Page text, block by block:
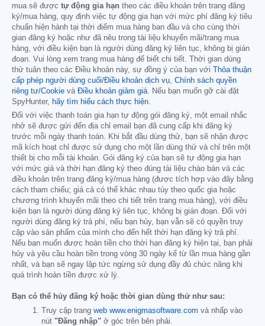
mua sẽ được tự động gia hạn theo các điều khoản trên trang đăng
ký/mua hàng, quy định việc tự động gia hạn với mức phí đăng ký tiêu
chuẩn hiện hành tại thời điểm mua hàng ban đầu và cho cùng thời
gian đăng ký hoặc như đã nêu trong tài liệu khuyến mãi/trang mua
hàng, với điều kiện bạn là người dùng đăng ký liên tục, không bị gián
đoạn. Vui lòng xem trang mua hàng để biết chi tiết. Thời gian dùng
thử tuân theo các Điều khoản này, sự đồng ý của bạn với Thỏa thuận
cấp phép người dùng cuối/Điều khoản dịch vụ Chính sách quyền
riêng tư/Cookie và Điều khoản giảm giá . Nếu bạn muốn gỡ cài đặt
SpyHunter,
hãy tìm hiểu cách thực hiện
Đối với việc thanh toán gia hạn tự động gói đăng ký, một email nhắc
nhở sẽ được gửi đến địa chỉ email bạn đã cung cấp khi đăng ký
trước mỗi ngày thanh toán. Khi bắt đầu dùng thử, bạn sẽ nhận được
mã kích hoạt chỉ được sử dụng cho một lần dùng thử và chỉ trên một
thiết bị cho mỗi tài khoản. Gói đăng ký của bạn sẽ tự động gia hạn
với mức giá và thời hạn đăng ký theo đúng tài liệu chào bán và các
điều khoản trên trang đăng ký/mua hàng (được tích hợp vào đây bằng
cách tham chiếu; giá cả có thể khác nhau tùy theo quốc gia hoặc
chương trình khuyến mãi theo chi tiết trên trang mua hàng), với điều
kiện bạn là người dùng đăng ký liên tục, không bị gián đoạn. Đối với
người dùng đăng ký trả phí, nếu bạn hủy, bạn vẫn sẽ có quyền truy
cập vào sản phẩm của mình cho đến hết thời hạn đăng ký trả phí.
Nếu bạn muốn được hoàn tiền cho thời hạn đăng ký hiện tại, bạn phải
hủy và yêu cầu hoàn tiền trong vòng 30 ngày kể từ lần mua hàng gần
nhất, và bạn sẽ ngay lập tức ngừng sử dụng đầy đủ chức năng khi
quá trình hoàn tiền được xử lý.
Bạn có thể hủy đăng ký hoặc thời gian dùng thử như sau:
Truy cập trang web www.enigmasoftware.com và nhấp vào
nút "Đăng nhập" ở góc trên bên phải.